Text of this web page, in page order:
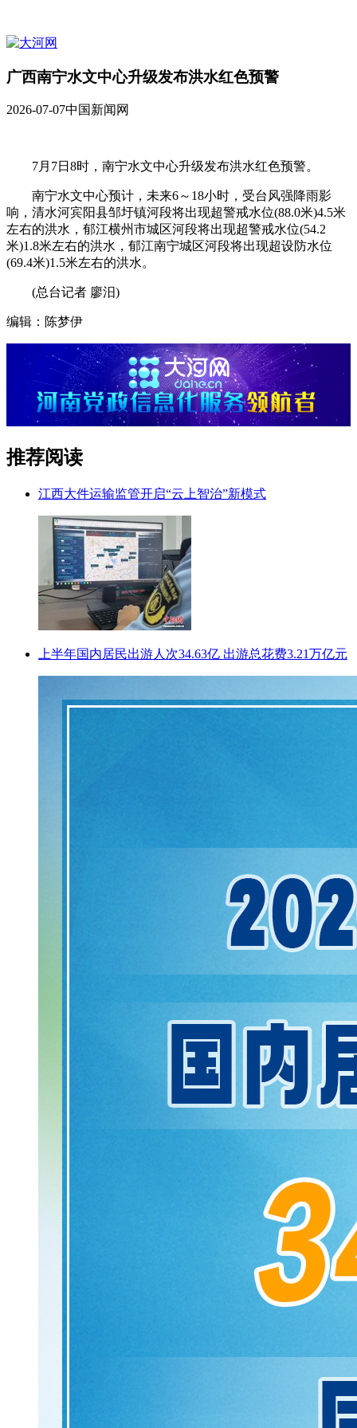
广西南宁水文中心升级发布洪水红色预警
2026-07-07中国新闻网
7月7日8时，南宁水文中心升级发布洪水红色预警。
南宁水文中心预计，未来6～18小时，受台风强降雨影
响，清水河宾阳县邹圩镇河段将出现超警戒水位(88.0米)4.5米
左右的洪水，郁江横州市城区河段将出现超警戒水位(54.2
米)1.8米左右的洪水，郁江南宁城区河段将出现超设防水位
(69.4米)1.5米左右的洪水。
(总台记者 廖汨)
编辑：陈梦伊
推荐阅读
江西大件运输监管开启“云上智治”新模式
上半年国内居民出游人次34.63亿 出游总花费3.21万亿元